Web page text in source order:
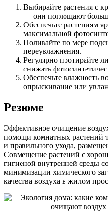
Выбирайте растения с
— они поглощают
Обеспечьте растениям
максимальной
Поливайте по мере
переувлажнения.
Регулярно протирайте
снижать
Обеспечьте влажность
опрыскивание или
Резюме
Эффективное очищение
помощи комнатных растений
и правильного ухода,
Совмещение растений с
гигиеной внутренней среды
минимизации химического
качества воздуха в жилом